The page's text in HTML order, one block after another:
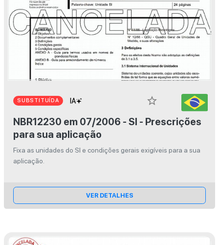
SUBSTITUÍDA
star_border
NBR12230 em 07/2006 - SI - Prescrições
para sua aplicação
Fixa as unidades do SI e condições gerais exigíveis para a sua
aplicação.
VER DETALHES